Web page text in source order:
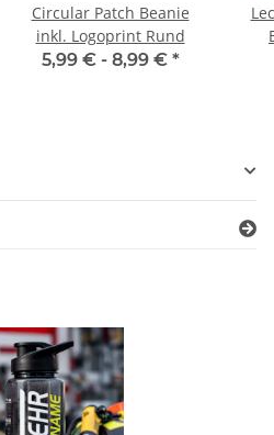
Circular Patch Beanie
inkl. Logoprint Rund
5,99 € - 8,99 € *